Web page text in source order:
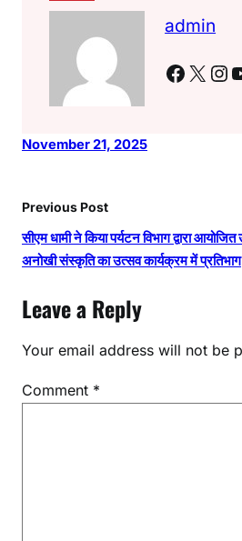
admin
Facebook X Instagram YouTube
November 21, 2025
Previous Post
सीएम धामी ने किया पर्यटन विभाग द्वारा
अनोखी संस्कृति का उत्सव कार्यक्रम में प्रतिभाग
Leave a Reply
Your email address will not be
Comment *